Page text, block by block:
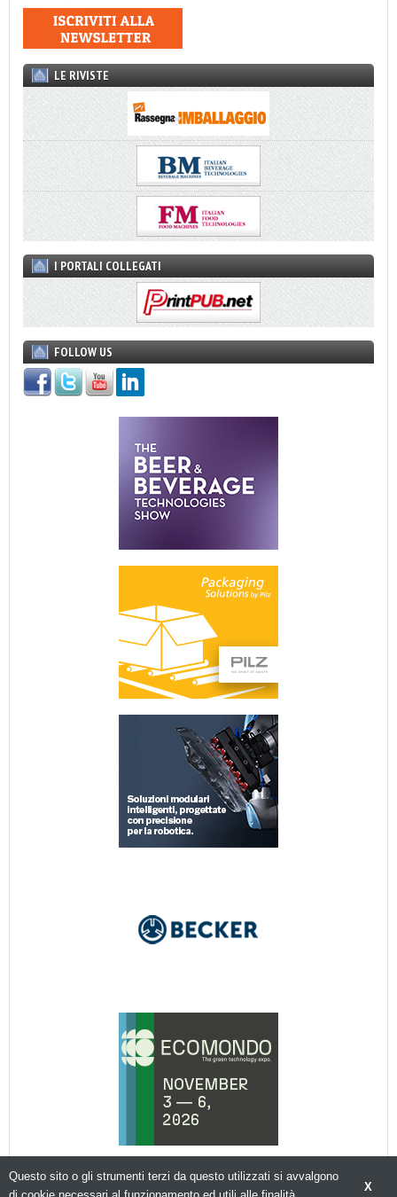
LE RIVISTE
I PORTALI COLLEGATI
FOLLOW US
X
Questo sito o gli strumenti terzi da questo utilizzati si avvalgono